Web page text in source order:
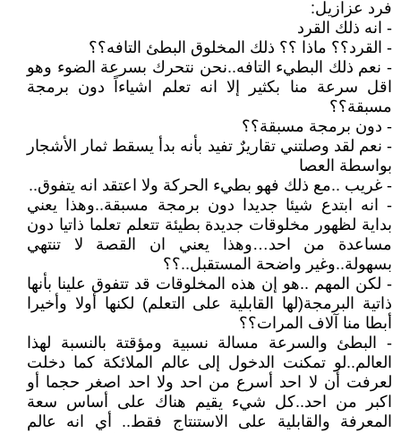
فرد عزازيل:
- انه ذلك القرد
- القرد؟؟ ماذا ؟؟ ذلك المخلوق البطئ التافه؟؟
- نعم ذلك البطيء التافه..نحن نتحرك بسرعة الضوء وهو
اقل سرعة منا بكثير إلا انه تعلم اشياءاً دون برمجة
مسبقة؟؟
- دون برمجة مسبقة؟؟
- نعم لقد وصلتني تقاريرٌ تفيد بأنه بدأ يسقط ثمار الأشجار
بواسطة العصا
- غريب ..مع ذلك فهو بطيء الحركة ولا اعتقد انه يتفوق..
- انه ابتدع شيئا جديدا دون برمجة مسبقة..وهذا يعني
بداية لظهور مخلوقات جديدة بطيئة تتعلم تعلما ذاتيا دون
مساعدة من احد…وهذا يعني ان القصة لا تنتهي
بسهولة..وغير واضحة المستقبل..؟؟
- لكن المهم ..هو إن هذه المخلوقات قد تتفوق علينا بأنها
ذاتية البرمجة(لها القابلية على التعلم) لكنها أولا وأخيرا
أبطا منا آلاف المرات؟؟
- البطئ والسرعة مسالة نسبية ومؤقتة بالنسبة لهذا
العالم..لو تمكنت الدخول إلى عالم الملائكة كما دخلت
لعرفت أن لا احد أسرع من احد ولا احد اصغر حجما أو
اكبر من احد..كل شيء يقيم هناك على أساس سعة
المعرفة والقابلية على الاستنتاج فقط.. أي انه عالم